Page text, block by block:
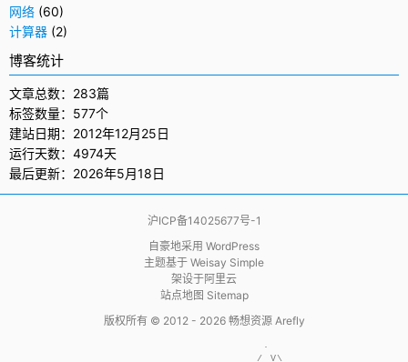
网络 (60)
计算器 (2)
博客统计
文章总数：283篇
标签数量：577个
建站日期：2012年12月25日
运行天数：4974天
最后更新：2026年5月18日
沪ICP备14025677号-1
自豪地采用 WordPress
主题基于 Weisay Simple
架设于阿里云
站点地图 Sitemap
版权所有 © 2012 - 2026 畅想资源 Arefly
                     .
                    / V\